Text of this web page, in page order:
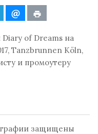
of Dreams на
Tanzbrunnen Köln,
и промоутеру
защищены